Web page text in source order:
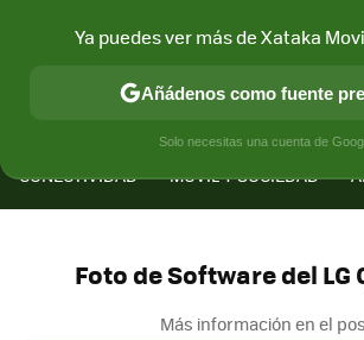
CONECTIVIDAD MÓVIL Y SOCIEDAD
Foto de Software del LG
Más información en el
Ya puedes ver más de Xataka
Añádenos como fuente
Solo necesitas una cuenta de